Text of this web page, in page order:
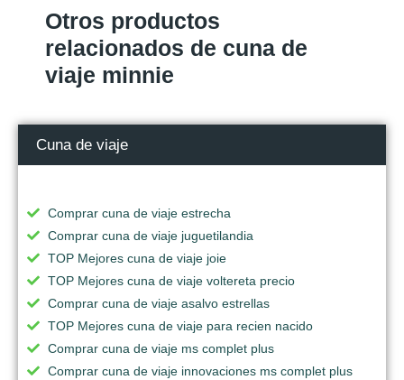
Otros productos
relacionados de cuna de
viaje minnie
Cuna de viaje
Comprar cuna de viaje estrecha
Comprar cuna de viaje juguetilandia
TOP Mejores cuna de viaje joie
TOP Mejores cuna de viaje voltereta precio
Comprar cuna de viaje asalvo estrellas
TOP Mejores cuna de viaje para recien nacido
Comprar cuna de viaje ms complet plus
Comprar cuna de viaje innovaciones ms complet plus